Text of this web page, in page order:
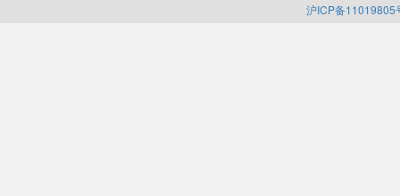
沪ICP备11019805